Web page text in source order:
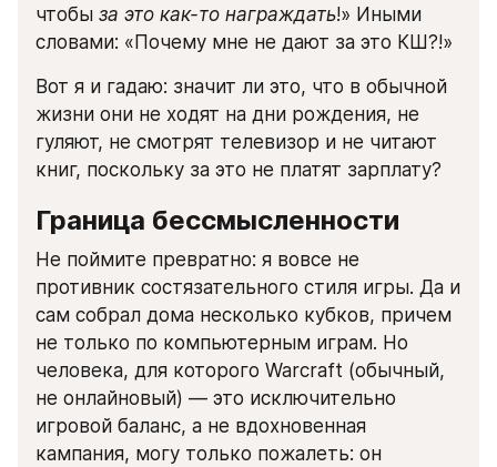
чтобы за это как-то награждать!» Иными
словами: «Почему мне не дают за это КШ?!»
Вот я и гадаю: значит ли это, что в обычной
жизни они не ходят на дни рождения, не
гуляют, не смотрят телевизор и не читают
книг, поскольку за это не платят зарплату?
Граница бессмысленности
Не поймите превратно: я вовсе не
противник состязательного стиля игры. Да и
сам собрал дома несколько кубков, причем
не только по компьютерным играм. Но
человека, для которого Warcraft (обычный,
не онлайновый) — это исключительно
игровой баланс, а не вдохновенная
кампания, могу только пожалеть: он